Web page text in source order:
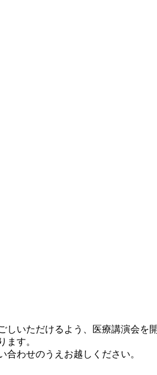
しいただけるよう、医療講演会
ます。
わせのうえお越しください。